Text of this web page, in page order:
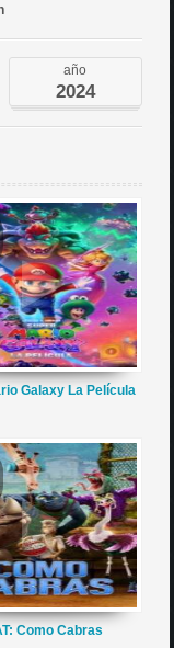
año
2024
Galaxy La Película
Como Cabras